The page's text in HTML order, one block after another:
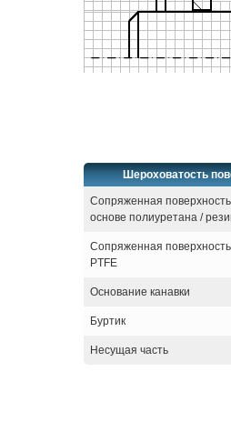
Шероховатость
Сопряженная
основе полиуретана /
Сопряженная
PTFE
Основание канавки
Буртик
Несущая часть